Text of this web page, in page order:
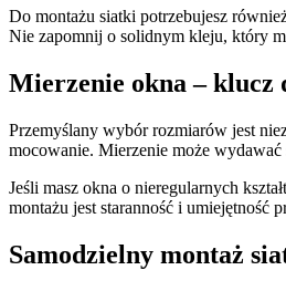
Do montażu siatki potrzebujesz
Nie zapomnij o solidnym kleju, który
Mierzenie okna – klucz
Przemyślany wybór rozmiarów jest
mocowanie. Mierzenie może
Jeśli masz okna o nieregularnych
montażu jest staranność i umiejętność
Samodzielny montaż